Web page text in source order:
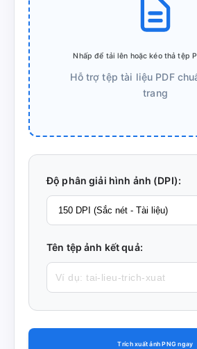
Nhấp để tải lên hoặc kéo thả tệp
Hỗ trợ tệp tài liệu PDF
trang
Độ phân giải hình ảnh (DPI):
Tên tệp ảnh kết quả:
Trích xuất ảnh PNG ngay